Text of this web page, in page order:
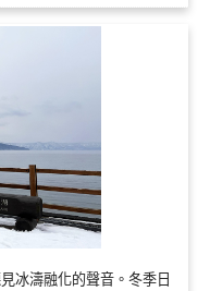
冰濤融化的聲音。冬季日